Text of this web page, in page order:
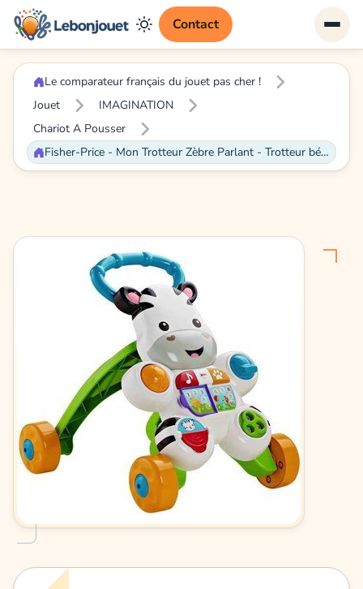
Contact
Le comparateur français du jouet pas cher !
Jouet
IMAGINATION
Chariot A Pousser
Fisher-Price - Mon Trotteur Zèbre Parlant - Trotteur bébé - 6 mois et +